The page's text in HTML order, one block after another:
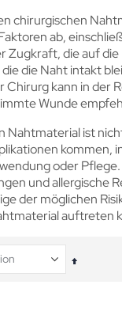
chirurgischen
ab,
Zugkraft, die auf
die Naht intakt
kann in der
Wunde
Nahtmaterial ist
kommen,
oder
und allergische
der möglichen
auftreten
In